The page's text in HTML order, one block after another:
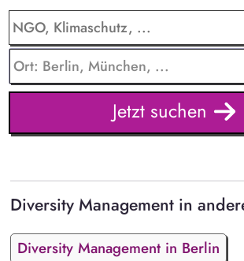
Jetzt suchen
Diversity Management in
Diversity Management in Berlin